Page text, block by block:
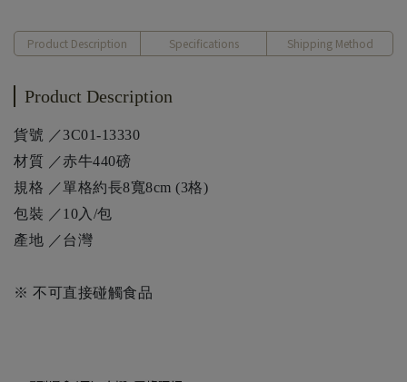
Product Description Specifications Shipping Method
Product Description
貨號 ／3C01-13330
材質 ／赤牛440磅
規格 ／單格約長8寬8cm (3格)
包裝 ／10入/包
產地 ／台灣
※ 不可直接碰觸食品